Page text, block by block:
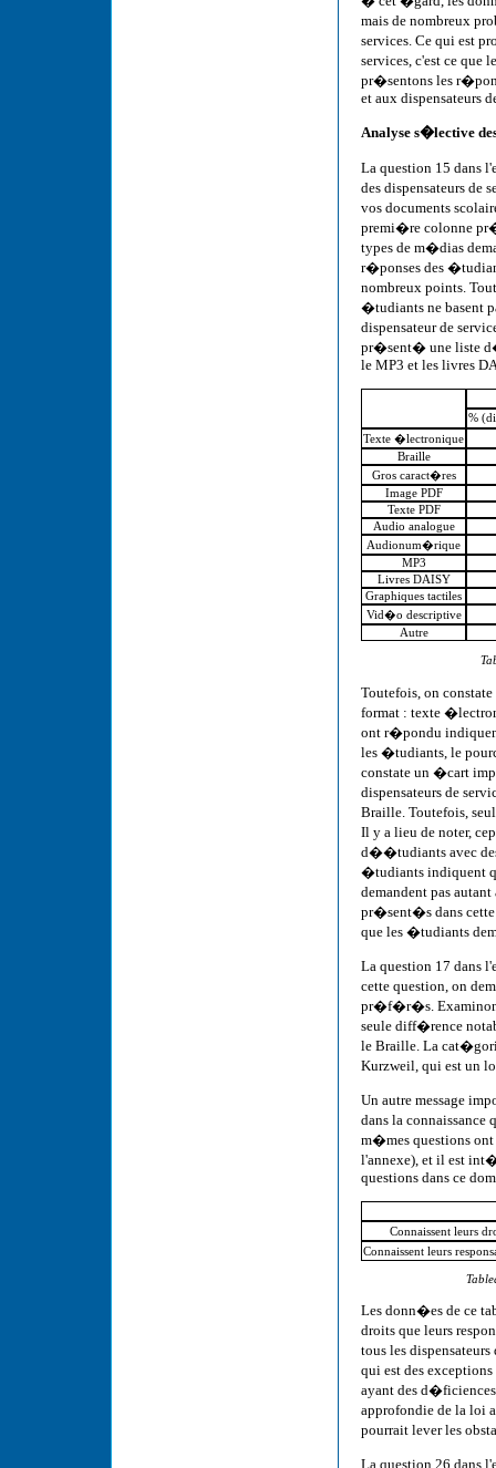
mais de nombreux
services. Ce qui est
services, c'est ce
pr�sentons les
et aux dispensateurs
Analyse s�lective
La question 15 dans
des dispensateurs
vos documents
premi�re colonne
types de m�dias
r�ponses des
nombreux points.
�tudiants ne basent
dispensateur de
pr�sent� une liste
le MP3 et les livres
%
Texte �lectronique
Braille
Gros caract�res
Image PDF
Texte PDF
Audio analogue
Audionum�rique
MP3
Livres DAISY
Graphiques tactiles
Vid�o descriptive
Autre
Toutefois, on
format : texte
ont r�pondu
les �tudiants, le
constate un �cart
dispensateurs de
Braille. Toutefois,
Il y a lieu de noter,
d��tudiants avec
�tudiants indiquent
demandent pas
pr�sent�s dans
que les �tudiants
La question 17 dans
cette question, on
pr�f�r�s. Examinons
seule diff�rence
le Braille. La
Kurzweil, qui est un
Un autre message
dans la connaissance
m�mes questions
l'annexe), et il est
questions dans ce
Connaissent leurs
Connaissent leurs
Les donn�es de ce
droits que leurs
tous les
qui est des
ayant des
approfondie de la loi
pourrait lever les
La question 26 dans